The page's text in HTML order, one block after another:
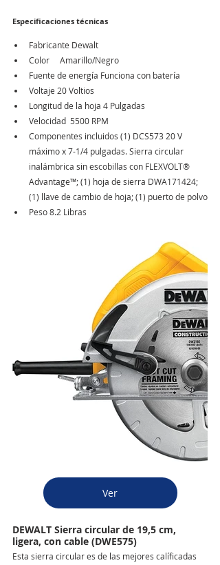
Especificaciones técnicas
Fabricante ‎Dewalt
Color     ‎Amarillo/Negro
Fuente de energía Funciona con batería
Voltaje ‎20 Voltios
Longitud de la hoja 4 Pulgadas
Velocidad  5500 RPM
Componentes incluidos ‎(1) DCS573 20 V
máximo x 7-1/4 pulgadas. Sierra circular
inalámbrica sin escobillas con FLEXVOLT®
Advantage™; (1) hoja de sierra DWA171424;
(1) llave de cambio de hoja; (1) puerto de polvo
Peso ‎8.2 Libras
Ver
DEWALT Sierra circular de 19,5 cm,
ligera, con cable (DWE575)
Esta sierra circular es de las mejores calíficadas